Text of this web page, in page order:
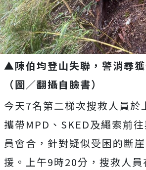
▲陳伯均登山失聯，警消尋獲
（圖／翻攝自臉書）
今天7名第二梯次搜救人員於
攜帶MPD、SKED及繩索前
員會合，針對疑似受困的斷
援。上午9時20分，搜救人員